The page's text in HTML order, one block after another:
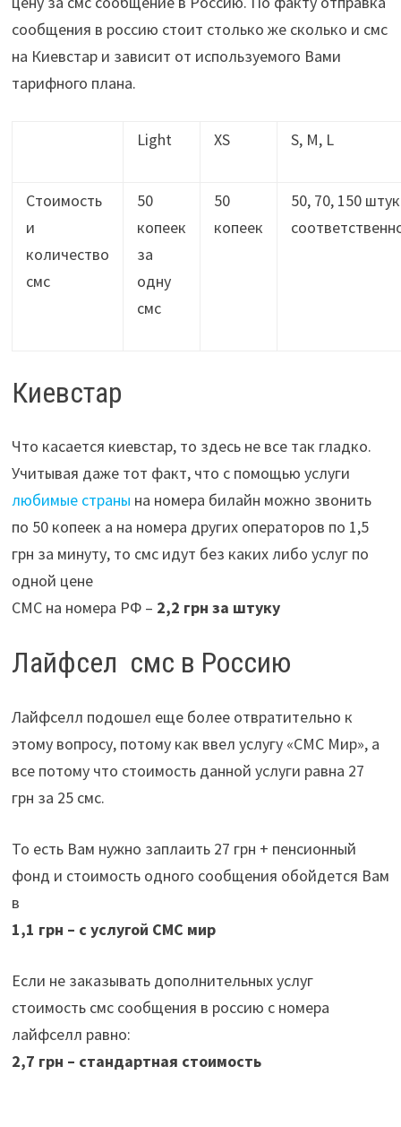
сообщения в россию стоит столько же сколько и смс
на Киевстар и зависит от используемого Вами
тарифного плана.
Light XS S, M, L
Стоимость
и
количество
смс
50
копеек
за
одну
смс
50
копеек
50, 70, 150 штук
Киевстар
Что касается киевстар, то здесь не все так гладко.
Учитывая даже тот факт, что с помощью услуги
любимые страны на номера билайн можно звонить
по 50 копеек а на номера других операторов по 1,5
грн за минуту, то смс идут без каких либо услуг по
одной цене
СМС на номера РФ – 2,2 грн за штуку
Лайфсел смс в Россию
Лайфселл подошел еще более отвратительно к
этому вопросу, потому как ввел услугу «СМС Мир», а
все потому что стоимость данной услуги равна 27
грн за 25 смс.
То есть Вам нужно заплаить 27 грн + пенсионный
фонд и стоимость одного сообщения обойдется Вам
в
1,1 грн – с услугой СМС мир
Если не заказывать дополнительных услуг
стоимость смс сообщения в россию с номера
лайфселл равно:
2,7 грн – стандартная стоимость